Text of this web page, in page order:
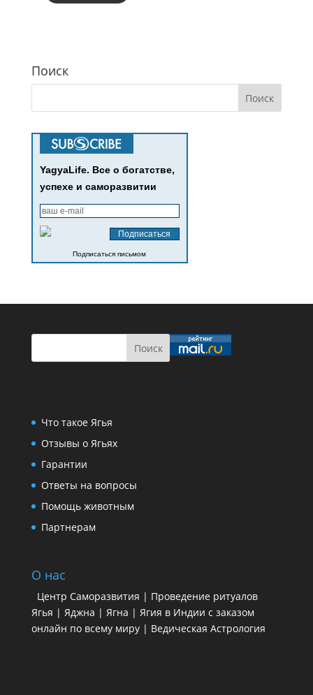
Поиск
YagyaLife. Все о богатстве,
успехе и саморазвитии
Подписаться письмом
Что такое Ягья
Отзывы о Ягьях
Гарантии
Ответы на вопросы
Помощь животным
Партнерам
О нас
Центр Саморазвития | Проведение ритуалов
Ягья | Яджна | Ягна | Ягия в Индии с заказом
онлайн по всему миру | Ведическая Астрология